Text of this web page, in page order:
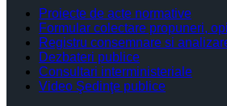
Proiecte de acte normative
Formular colectare propuneri,
Registru consemnare si
Dezbateri publice
Consultari interministeriale
Video Şedinţe publice